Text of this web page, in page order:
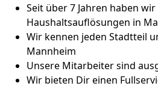
Seit über 7 Jahren haben
Haushaltsauflösungen in
Wir kennen jeden Stadtteil
Mannheim
Unsere Mitarbeiter sind
Wir bieten Dir einen